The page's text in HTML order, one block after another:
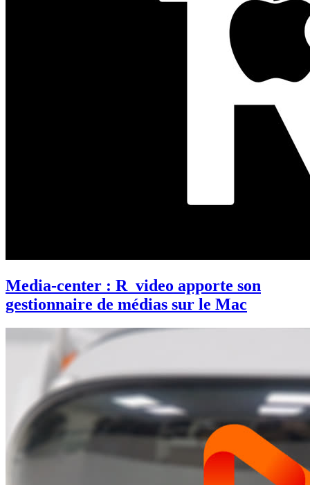
Media-center : R_video apporte son
gestionnaire de médias sur le Mac